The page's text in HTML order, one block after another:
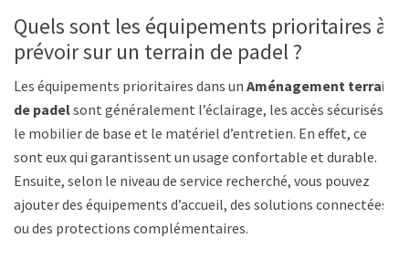
Quels sont les équipements prioritaires à
prévoir sur un terrain de padel ?
Les équipements prioritaires dans un Aménagement terrain
de padelsont généralement l’éclairage, les accès sécurisés,
le mobilier de base et le matériel d’entretien. En effet, ce
sont eux qui garantissent un usage confortable et durable.
Ensuite, selon le niveau de service recherché, vous pouvez
ajouter des équipements d’accueil, des solutions connectées
ou des protections complémentaires.